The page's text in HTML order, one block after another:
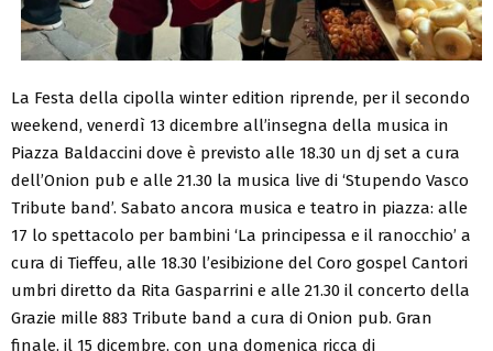
La Festa della cipolla winter edition riprende, per il secondo
weekend, venerdì 13 dicembre all’insegna della musica in
Piazza Baldaccini dove è previsto alle 18.30 un dj set a cura
dell’Onion pub e alle 21.30 la musica live di ‘Stupendo Vasco
Tribute band’. Sabato ancora musica e teatro in piazza: alle
17 lo spettacolo per bambini ‘La principessa e il ranocchio’ a
cura di Tieffeu, alle 18.30 l’esibizione del Coro gospel Cantori
umbri diretto da Rita Gasparrini e alle 21.30 il concerto della
Grazie mille 883 Tribute band a cura di Onion pub. Gran
finale, il 15 dicembre, con una domenica ricca di